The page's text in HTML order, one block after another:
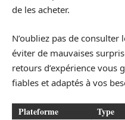
de les acheter.
N’oubliez pas de
éviter de mauvaises
retours d’expérience vous
fiables et adaptés à vos
Plateforme Type